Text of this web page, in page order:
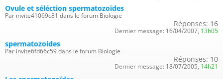
Ovule et séléction spermatozoïdes
Par invite41069c81 dans le forum Biologie
Réponses: 16
Dernier message: 16/04/2007, 13h05
spermatozoides
Par invite6fd66c59 dans le forum Biologie
Réponses: 10
Dernier message: 18/07/2005, 14h21